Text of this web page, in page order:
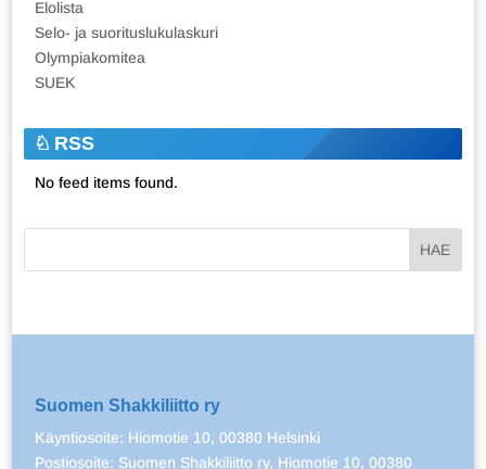
Elolista
Selo- ja suorituslukulaskuri
Olympiakomitea
SUEK
RSS
No feed items found.
Suomen Shakkiliitto ry
Käyntiosoite: Hiomotie 10, 00380 Helsinki
Postiosoite: Suomen Shakkiliitto ry, Hiomotie 10, 00380